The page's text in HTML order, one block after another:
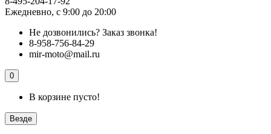
Ежедневно, с 9:00 до 20:00
Не дозвонились? Заказ звонка!
8-958-756-84-29
mir-moto@mail.ru
0
В корзине пусто!
Везде